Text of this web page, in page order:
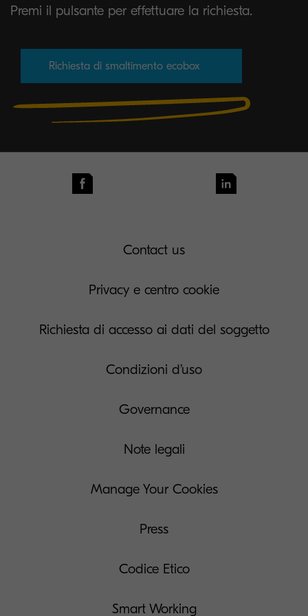
Premi il pulsante per effettuare la richiesta.
Richiesta di smaltimento ecobox
Contact us
Privacy e centro cookie
Richiesta di accesso ai dati del soggetto
Condizioni d’uso
Governance
Note legali
Manage Your Cookies
Press
Codice Etico
Smart Working